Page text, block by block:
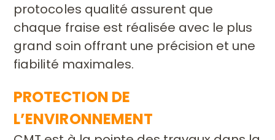
protocoles qualité assurent que
chaque fraise est réalisée avec le plus
grand soin offrant une précision et une
fiabilité maximales.
PROTECTION DE
L’ENVIRONNEMENT